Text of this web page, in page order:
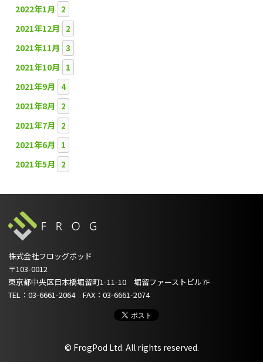
2022年1月 2
2021年12月 2
2021年11月 3
2021年10月 1
2021年9月 4
2021年8月 2
2021年7月 2
2021年6月 1
2021年5月 2
株式会社フロッグポッド
〒103-0012
東京都中央区日本橋堀留町1-11-10 堀留ファーストビル7F
TEL：03-6661-2064 FAX：03-6661-2074
© FrogPod Ltd. All rights reserved.